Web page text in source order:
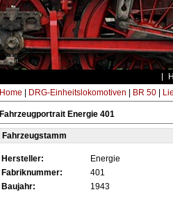
Home DRG-Einheitslokomotiven BR 50|
Fahrzeugportrait Energie 401
Fahrzeugstamm
Hersteller:
Energie
Fabriknummer:
401
Baujahr:
1943